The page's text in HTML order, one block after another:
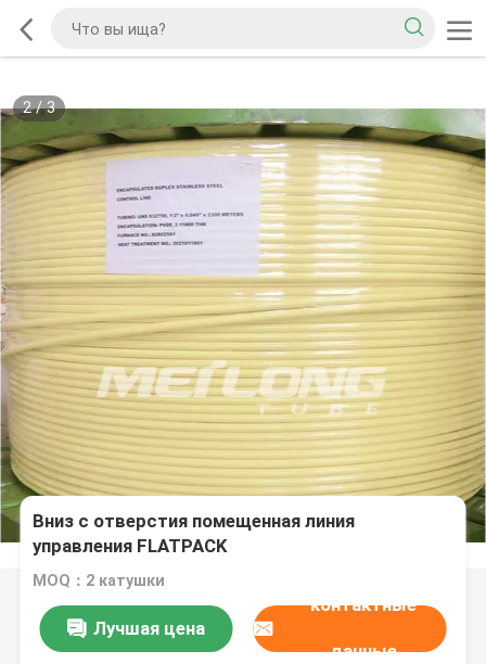
2/3
Вниз с отверстия помещенная линия
управления FLATPACK
MOQ：2 катушки
Лучшая цена
контактные
данные